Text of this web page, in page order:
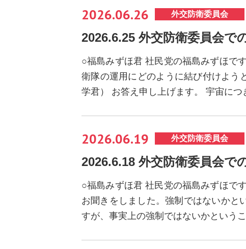
2026.06.26 外交防衛委員会
2026.6.25 外交防衛委員会で
○福島みずほ君 社民党の福島みずほで
衛隊の運用にどのように結び付けよう
学君） お答え申し上げます。 宇宙に
2026.06.19 外交防衛委員会
2026.6.18 外交防衛委員会で
○福島みずほ君 社民党の福島みずほで
お聞きをしました。強制ではないかと
すが、事実上の強制ではないかという